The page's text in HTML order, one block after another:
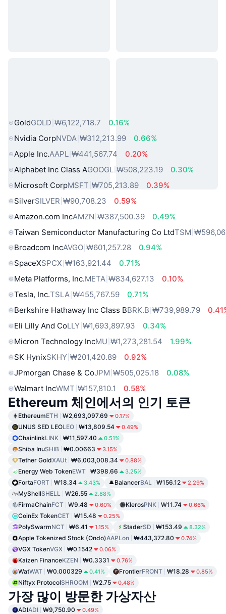
GoldGOLD ₩6,122,718.7
0.16%
Nvidia CorpNVDA ₩312,213.99
0.66%
Apple Inc.AAPL ₩441,567.74
0.20%
Alphabet Inc Class AGOOGL ₩508,223.19
0.30%
Microsoft CorpMSFT ₩705,213.89
0.39%
SilverSILVER ₩90,708.23
0.59%
Amazon.com IncAMZN ₩387,500.39
0.49%
Taiwan Semiconductor Manufacturing Co LtdTSM
Broadcom IncAVGO ₩601,257.28
0.94%
SpaceXSPCX ₩163,921.44
0.71%
Meta Platforms, Inc.META ₩834,627.13
0.10%
Tesla, Inc.TSLA ₩455,767.59
0.71%
Berkshire Hathaway Inc Class BBRK.B ₩739,989.79
Eli Lilly And CoLLY ₩1,693,897.93
0.34%
Micron Technology IncMU ₩1,273,281.54
1.99%
SK HynixSKHY ₩201,420.89
0.92%
JPmorgan Chase & CoJPM ₩505,025.18
0.08%
Walmart IncWMT ₩157,810.1 0.58%
Ethereum 체인에서의 인기 토큰
EthereumETH ₩2,693,097.69 0.17%
UNUS SED LEOLEO ₩13,809.54 0.49%
ChainlinkLINK ₩11,597.40 0.51%
Shiba InuSHIB ₩0.00663 3.15%
Tether GoldXAUt ₩6,003,008.34 0.88%
Energy Web TokenEWT ₩398.66 3.25%
FortaFORT ₩18.34 3.43% BalancerBAL ₩156.12 2.29%
MyShellSHELL ₩26.55 2.88%
FirmaChainFCT ₩9.48 0.60% KlerosPNK ₩11.74 0.66%
CoinEx TokenCET ₩15.48 0.25%
PolySwarmNCT ₩6.41 1.15% StaderSD ₩153.49 8.32%
Apple Tokenized Stock (Ondo)AAPLon ₩443,372.80 0.74%
VGX TokenVGX ₩0.1542 0.06%
Kaizen FinanceKZEN ₩0.3331 0.76%
WatWAT ₩0.000329 0.41% FrontierFRONT ₩18.28 0.85%
Niftyx ProtocolSHROOM ₩2.75 0.48%
가장 많이 방문한 가상자산
ADIADI ₩9,750.90 0.49%